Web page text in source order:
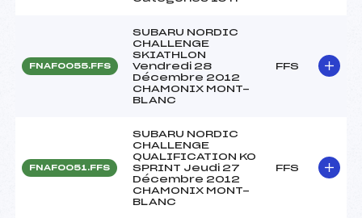
FNAF0055.FFS
SUBARU NORDIC
CHALLENGE
SKIATHLON
Vendredi 28
Décembre 2012
CHAMONIX MONT-
BLANC
FFS
FNAF0051.FFS
SUBARU NORDIC
CHALLENGE
QUALIFICATION KO
SPRINT Jeudi 27
Décembre 2012
CHAMONIX MONT-
BLANC
FFS